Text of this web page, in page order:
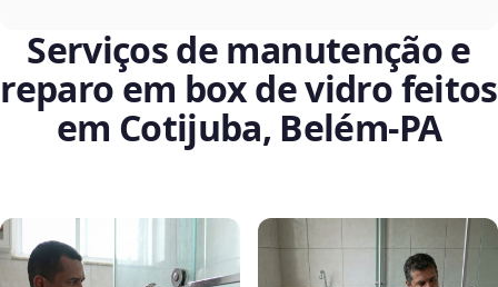
Serviços de manutenção e
reparo em box de vidro feitos
em Cotijuba, Belém‑PA